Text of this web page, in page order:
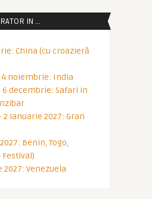
IN …
China (cu croazieră
noiembrie: India
decembrie: Safari in
ianuarie 2027: Gran
Benin, Togo,
Festival)
2027: Venezuela